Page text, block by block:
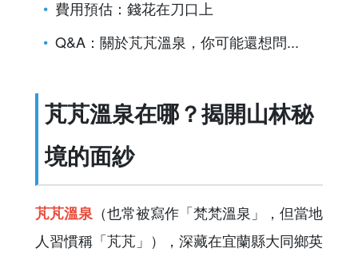
費用預估：錢花在刀口上
Q&A：關於芃芃溫泉，你可能還想問...
芃芃溫泉在哪？揭開山林秘
境的面紗
芃芃溫泉 （也常被寫作「梵梵溫泉」，但當地
人習慣稱「芃芃」），深藏在宜蘭縣大同鄉英